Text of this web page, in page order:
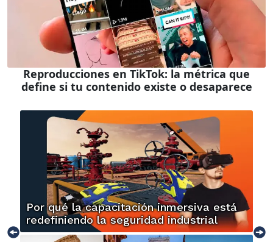
Reproducciones en TikTok: la métrica que
define si tu contenido existe o desaparece
Por qué la capacitación inmersiva está
redefiniendo la seguridad industrial